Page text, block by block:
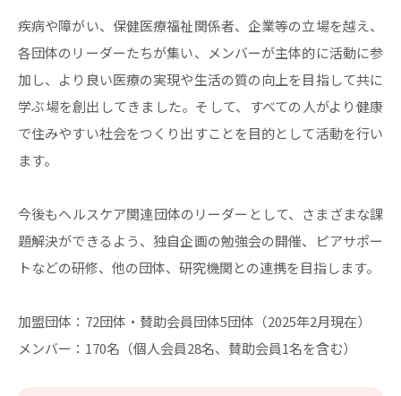
疾病や障がい、保健医療福祉関係者、企業等の立場を越え、
各団体のリーダーたちが集い、メンバーが主体的に活動に参
加し、より良い医療の実現や生活の質の向上を目指して共に
学ぶ場を創出してきました。そして、すべての人がより健康
で住みやすい社会をつくり出すことを目的として活動を行い
ます。
今後もヘルスケア関連団体のリーダーとして、さまざまな課
題解決ができるよう、独自企画の勉強会の開催、ピアサポー
トなどの研修、他の団体、研究機関との連携を目指します。
加盟団体：72団体・賛助会員団体5団体（2025年2月現在）
メンバー：170名（個人会員28名、賛助会員1名を含む）